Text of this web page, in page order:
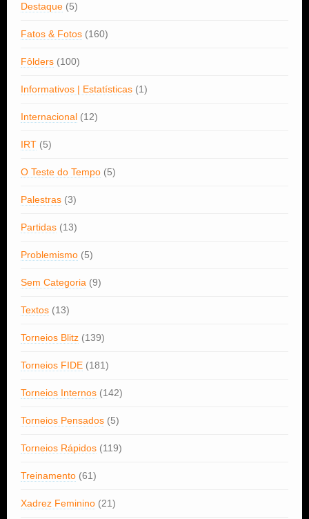
Destaque (5)
Fatos & Fotos (160)
Fôlders (100)
Informativos | Estatísticas (1)
Internacional (12)
IRT (5)
O Teste do Tempo (5)
Palestras (3)
Partidas (13)
Problemismo (5)
Sem Categoria (9)
Textos (13)
Torneios Blitz (139)
Torneios FIDE (181)
Torneios Internos (142)
Torneios Pensados (5)
Torneios Rápidos (119)
Treinamento (61)
Xadrez Feminino (21)